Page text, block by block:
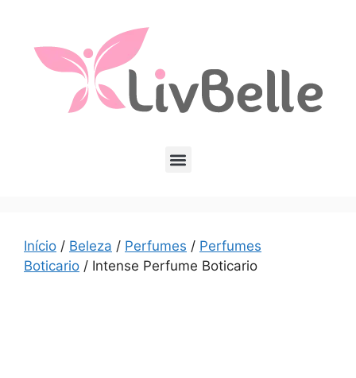
Início / Beleza / Perfumes / Perfumes
Boticario / Intense Perfume Boticario